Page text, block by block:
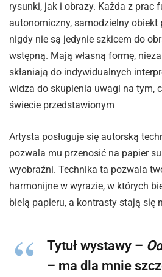
rysunki, jak i obrazy. Każda z prac
autonomiczny, samodzielny obiekt
nigdy nie są jedynie szkicem do
wstępną. Mają własną formę,
skłaniają do indywidualnych
widza do skupienia uwagi na tym,
świecie przedstawionym
Artysta posługuje się autorską
pozwala mu przenosić na papier
wyobraźni. Technika ta pozwala
harmonijne w wyrazie, w których
bielą papieru, a kontrasty stają się
Tytuł wystawy –
– ma dla mnie